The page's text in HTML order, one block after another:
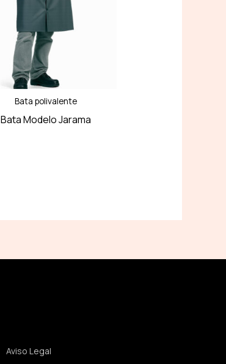
Bata polivalente
Bata Modelo Jarama
Aviso Legal